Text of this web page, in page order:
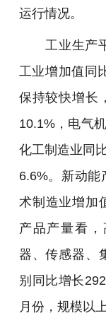
地方发展
运行情况。
工业生产平
工业增加值同
保持较快增长
10.1%，电气
化工制造业同
6.6%。新动能
术制造业增加
产品产量看
器、传感器、
别同比增长
月份，规模以